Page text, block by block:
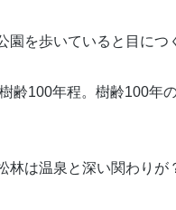
園を歩いていると目につ
齢100年程。樹齢100年
林は温泉と深い関わりが